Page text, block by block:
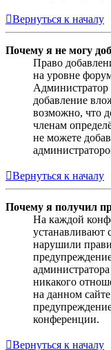
Вернуться к началу
Почему я не могу
Право
на уровне
добавление
возможно, что
членам
не можете
Вернуться к началу
Почему я получил
На каждой
устанавливают
нарушили
никакого
на данном
конференции.
Вернуться к началу